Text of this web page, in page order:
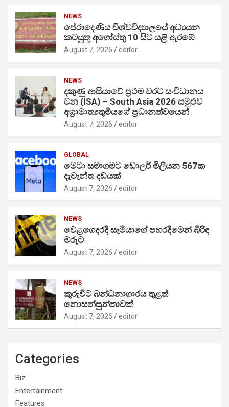
NEWS
පේරාදෙණිය විශ්වවිද්‍යාලයේ අධ්‍යයන
කටයුතු අගෝස්තු 10 සිට යළි ඇරඹේ
August 7, 2026 editor
NEWS
දකුණු ආසියාවේ ප්‍රථම වරට සංවිධානය
වන (ISA) – South Asia 2026 සමුළුව
අග්‍රාමාත්‍යතුමියගේ ප්‍රධානත්වයෙන්
August 7, 2026 editor
GLOBAL
මෙටා සමාගමට ඩොලර් මිලියන 567ක
දැවැන්ත දඩයක්
August 7, 2026 editor
NEWS
වෙළගෙදරදී සැමියාගේ පහරදීමෙන් බිරිඳ
මරුට
August 7, 2026 editor
NEWS
කුරුවිට බන්ධනාගාරය තුළත්
නොසන්සුන්තාවක්
August 7, 2026 editor
Categories
Biz
Entertainment
Features